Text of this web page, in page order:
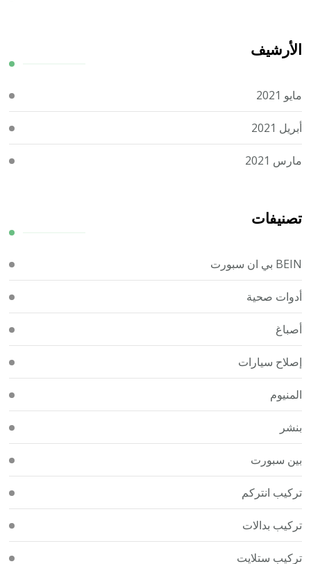
الأرشيف
مايو 2021
أبريل 2021
مارس 2021
تصنيفات
BEIN بي ان سبورت
أدوات صحية
أصباغ
إصلاح سيارات
المنيوم
بنشر
بين سبورت
تركيب انتركم
تركيب بدالات
تركيب ستلايت